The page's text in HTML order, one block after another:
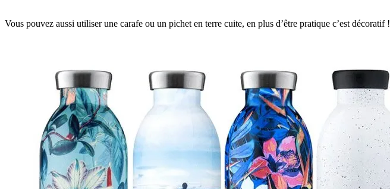
Vous pouvez aussi utiliser une carafe ou un pichet en terre cuite, en plus d’être pratique c’est décoratif !